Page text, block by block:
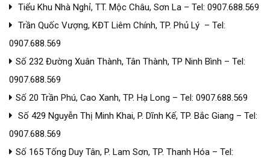
Tiểu Khu Nhà Nghỉ, TT. Mộc Châu, Sơn La – Tel: 0907.688.569
Trần Quốc Vượng, KĐT Liêm Chính, TP. Phủ Lý – Tel:
0907.688.569
Số 232 Đường Xuân Thành, Tân Thành, TP Ninh Bình – Tel:
0907.688.569
Số 20 Trần Phú, Cao Xanh, TP. Hạ Long – Tel: 0907.688.569
Số 429 Nguyễn Thị Minh Khai, P. Dĩnh Kế, TP. Bắc Giang – Tel:
0907.688.569
Số 165 Tống Duy Tân, P. Lam Sơn, TP. Thanh Hóa – Tel: